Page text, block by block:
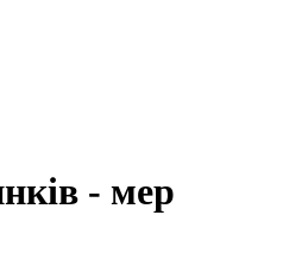
- мер